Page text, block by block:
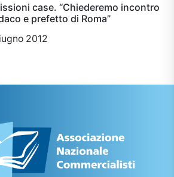
case. “Chiederemo incontro
e prefetto di Roma”
2012